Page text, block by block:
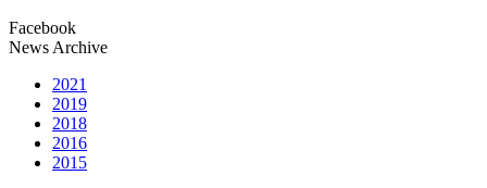
Facebook
News Archive
2021
2019
2018
2016
2015